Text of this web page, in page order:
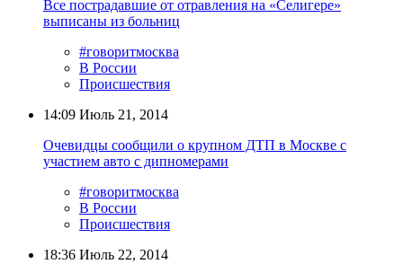
Все пострадавшие от отравления на «Селигере»
выписаны из больниц
#говоритмосква
В России
Происшествия
14:09 Июль 21, 2014
Очевидцы сообщили о крупном ДТП в Москве с
участием авто с дипномерами
#говоритмосква
В России
Происшествия
18:36 Июль 22, 2014